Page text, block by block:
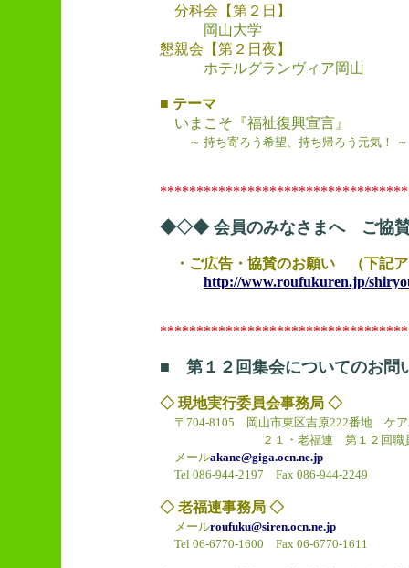
分科会【第２日】
岡山大学
懇親会【第２日夜】
ホテルグランヴィア岡山
■ テーマ
いまこそ『福祉復興宣言』
～ 持ち寄ろう希望、持ち帰ろう元気！ ～
◆◇◆ 会員のみなさまへ ご協
・ご広告・協賛のお願い （下記
http://www.roufukuren.jp/
■ 第１２回集会についてのお
◇ 現地実行委員会事務局 ◇
〒704-8105 岡山市東区吉原222番地 ケア
２１・老福連 第１２回職
メールakane@giga.ocn.ne.jp
Tel 086-944-2197 Fax 086-944-2249
◇ 老福連事務局 ◇
メールroufuku@siren.ocn.ne.jp
Tel 06-6770-1600 Fax 06-6770-1611